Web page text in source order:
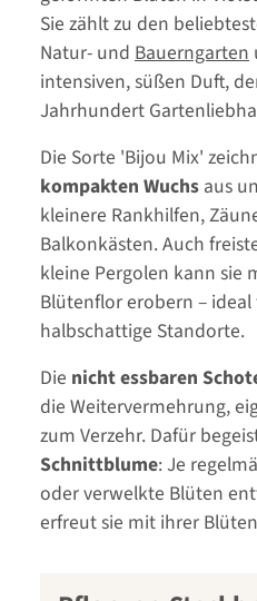
Sie zählt zu den
Natur- und Bauerngarten
intensiven, süßen Duft,
Jahrhundert
Die Sorte 'Bijou Mix'
kompakten Wuchs aus
kleinere Rankhilfen,
Balkonkästen. Auch
kleine Pergolen kann sie
Blütenflor erobern –
halbschattige Standorte.
Die nicht essbaren
die Weitervermehrung,
zum Verzehr. Dafür
Schnittblume: Je
oder verwelkte Blüten
erfreut sie mit ihrer